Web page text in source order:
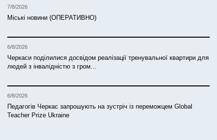
7/8/2026
Міські новини (ОПЕРАТИВНО)
6/8/2026
Черкаси поділилися досвідом реалізації тренувальної квартири для
людей з інвалідністю з гром...
6/8/2026
Педагогів Черкас запрошують на зустріч із переможцем Global
Teacher Prize Ukraine